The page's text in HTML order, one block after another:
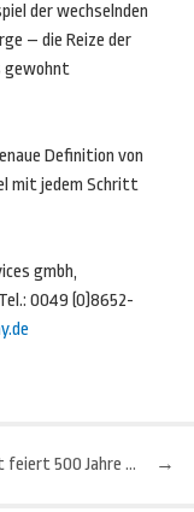
der wechselnden
– die Reize der
gewohnt
Definition von
mit jedem Schritt
gmbh,
0049 (0)8652-
→
Ingolstadt feiert 500 Jahre Bayerisches Reinheitsgebot für Bier